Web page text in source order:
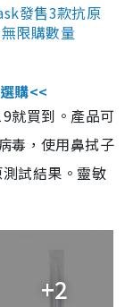
發售3款抗原
限購數量
購<<
就買到。產品可
毒，使用鼻拭子
試結果。靈敏
+2